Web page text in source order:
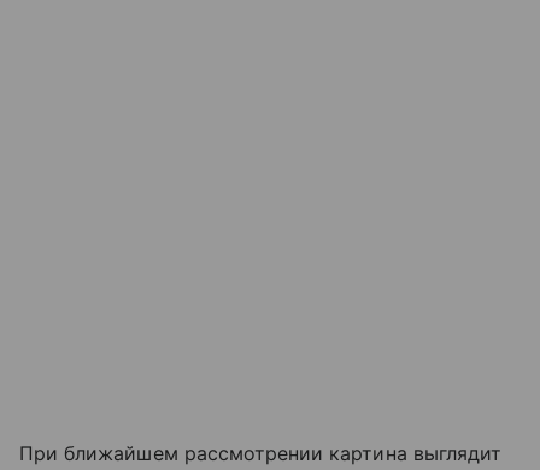
При ближайшем рассмотрении картина выглядит